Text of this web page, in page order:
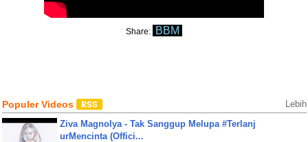
Share: BBM
Populer Videos Lebih
Ziva Magnolya - Tak Sanggup Melupa #Terlanj
urMencinta (Offici...